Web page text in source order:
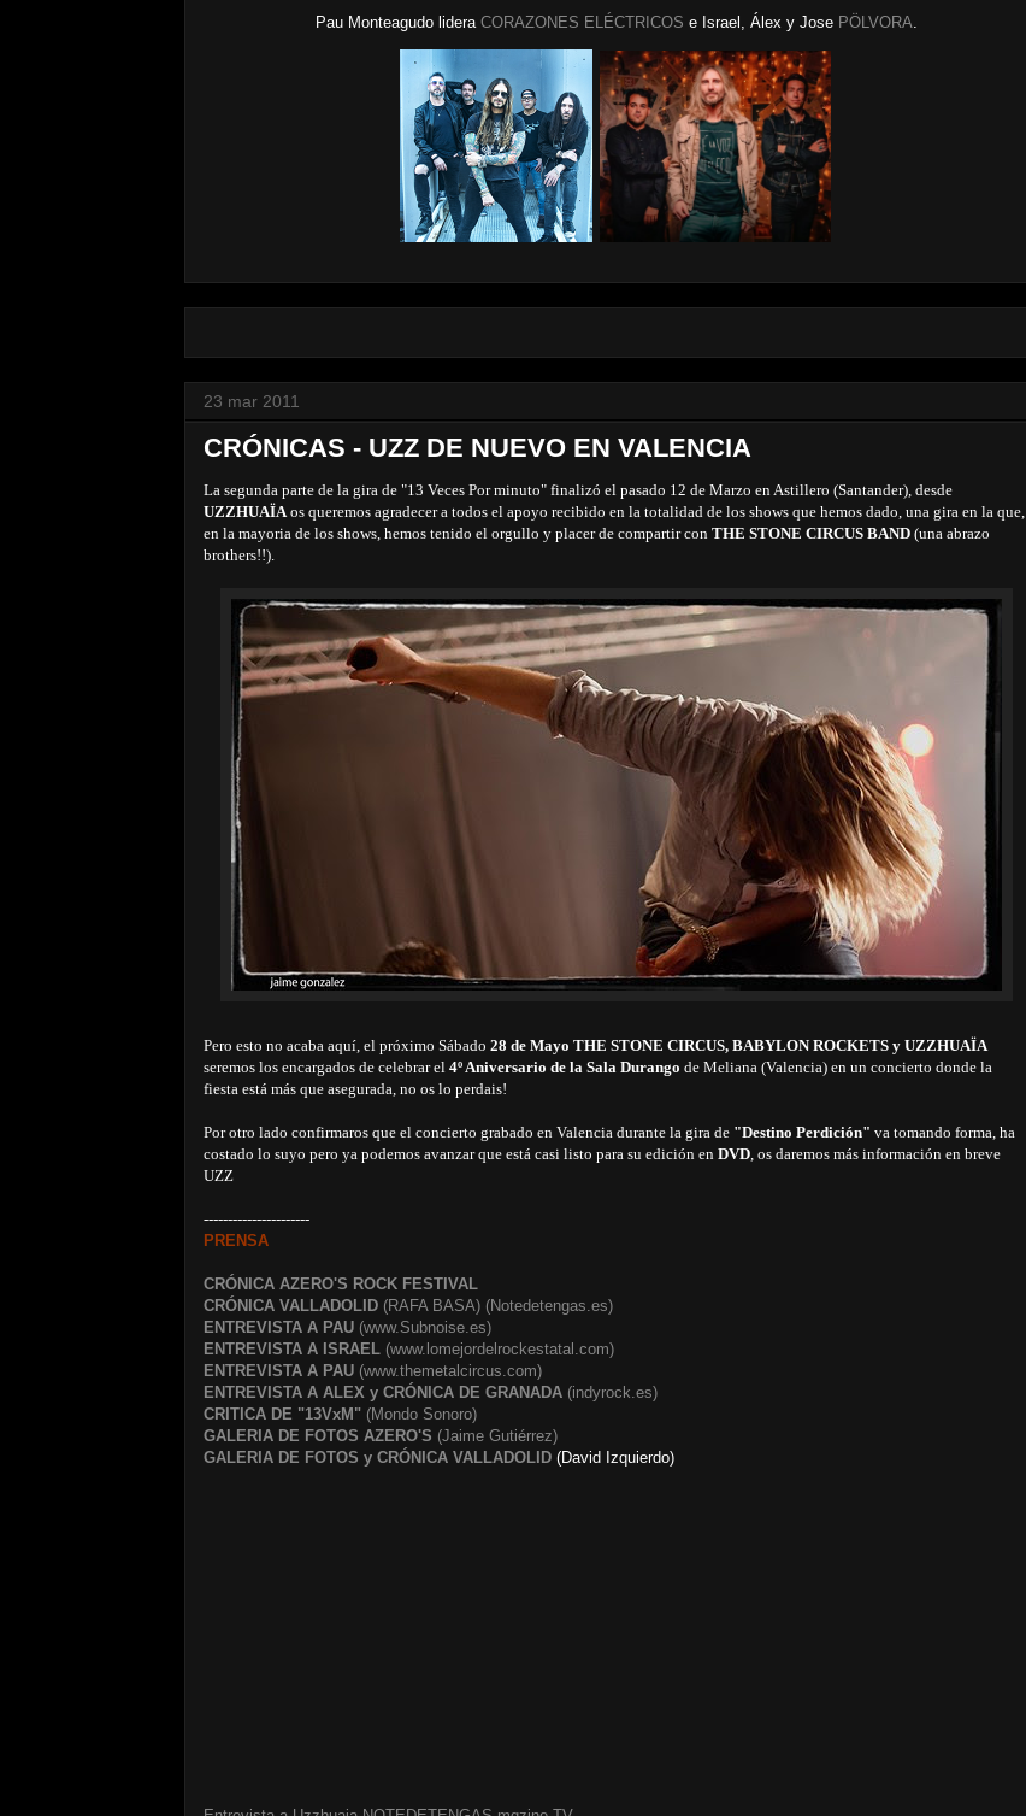
Pau Monteagudo lidera CORAZONES ELÉCTRICOS e Israel, Álex y Jose PÖLVORA.
23 mar 2011
CRÓNICAS - UZZ DE NUEVO EN VALENCIA
La segunda parte de la gira de "13 Veces Por minuto" finalizó el pasado 12 de Marzo en Astillero (Santander), desde
UZZHUAÏAos queremos agradecer a todos el apoyo recibido en la totalidad de los shows que hemos dado, una gira en la que,
en la mayoria de los shows, hemos tenido el orgullo y placer de compartir con THE STONE CIRCUS BAND (una abrazo
brothers!!).
Pero esto no acaba aquí, el próximo Sábado 28 de Mayo THE STONE CIRCUS, BABYLON ROCKETS y UZZHUAÏA
seremos los encargados de celebrar el 4º Aniversario de la Sala Durango de Meliana (Valencia) en un concierto donde la
fiesta está más que asegurada, no os lo perdais!
Por otro lado confirmaros que el concierto grabado en Valencia durante la gira de "Destino Perdición" va tomando forma, ha
costado lo suyo pero ya podemos avanzar que está casi listo para su edición en DVD, os daremos más información en breve
UZZ
----------------------
PRENSA
CRÓNICA AZERO'S ROCK FESTIVAL
CRÓNICA VALLADOLID (RAFA BASA) (Notedetengas.es)
ENTREVISTA A PAU (www.Subnoise.es)
ENTREVISTA A ISRAEL (www.lomejordelrockestatal.com)
ENTREVISTA A PAU (www.themetalcircus.com)
ENTREVISTA A ALEX y CRÓNICA DE GRANADA (indyrock.es)
CRITICA DE "13VxM" (Mondo Sonoro)
GALERIA DE FOTOS AZERO'S (Jaime Gutiérrez)
GALERIA DE FOTOS y CRÓNICA VALLADOLID (David Izquierdo)